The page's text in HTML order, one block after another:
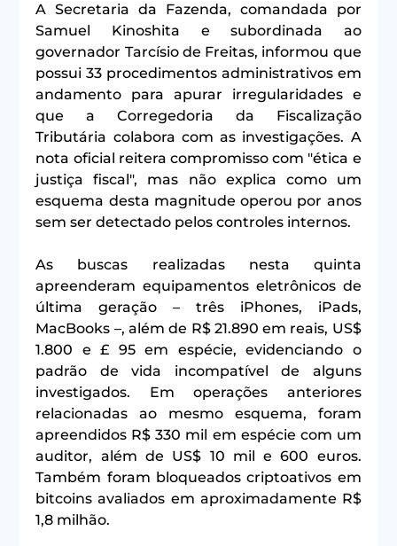
A Secretaria da Fazenda, comandada por
Samuel Kinoshita e subordinada ao
governador Tarcísio de Freitas, informou que
possui 33 procedimentos administrativos em
andamento para apurar irregularidades e
que a Corregedoria da Fiscalização
Tributária colabora com as investigações. A
nota oficial reitera compromisso com "ética e
justiça fiscal", mas não explica como um
esquema desta magnitude operou por anos
sem ser detectado pelos controles internos.
As buscas realizadas nesta quinta
apreenderam equipamentos eletrônicos de
última geração – três iPhones, iPads,
MacBooks –, além de R$ 21.890 em reais, US$
1.800 e £ 95 em espécie, evidenciando o
padrão de vida incompatível de alguns
investigados. Em operações anteriores
relacionadas ao mesmo esquema, foram
apreendidos R$ 330 mil em espécie com um
auditor, além de US$ 10 mil e 600 euros.
Também foram bloqueados criptoativos em
bitcoins avaliados em aproximadamente R$
1,8 milhão.